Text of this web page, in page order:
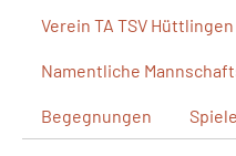
Verein TA TSV Hüttlingen
Namentliche
Begegnungen